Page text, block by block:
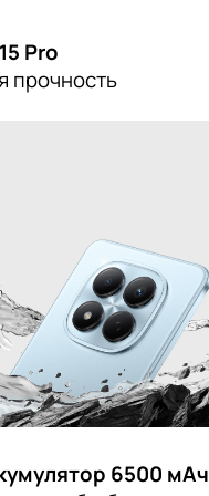
Pro
прочность
6500 мАч